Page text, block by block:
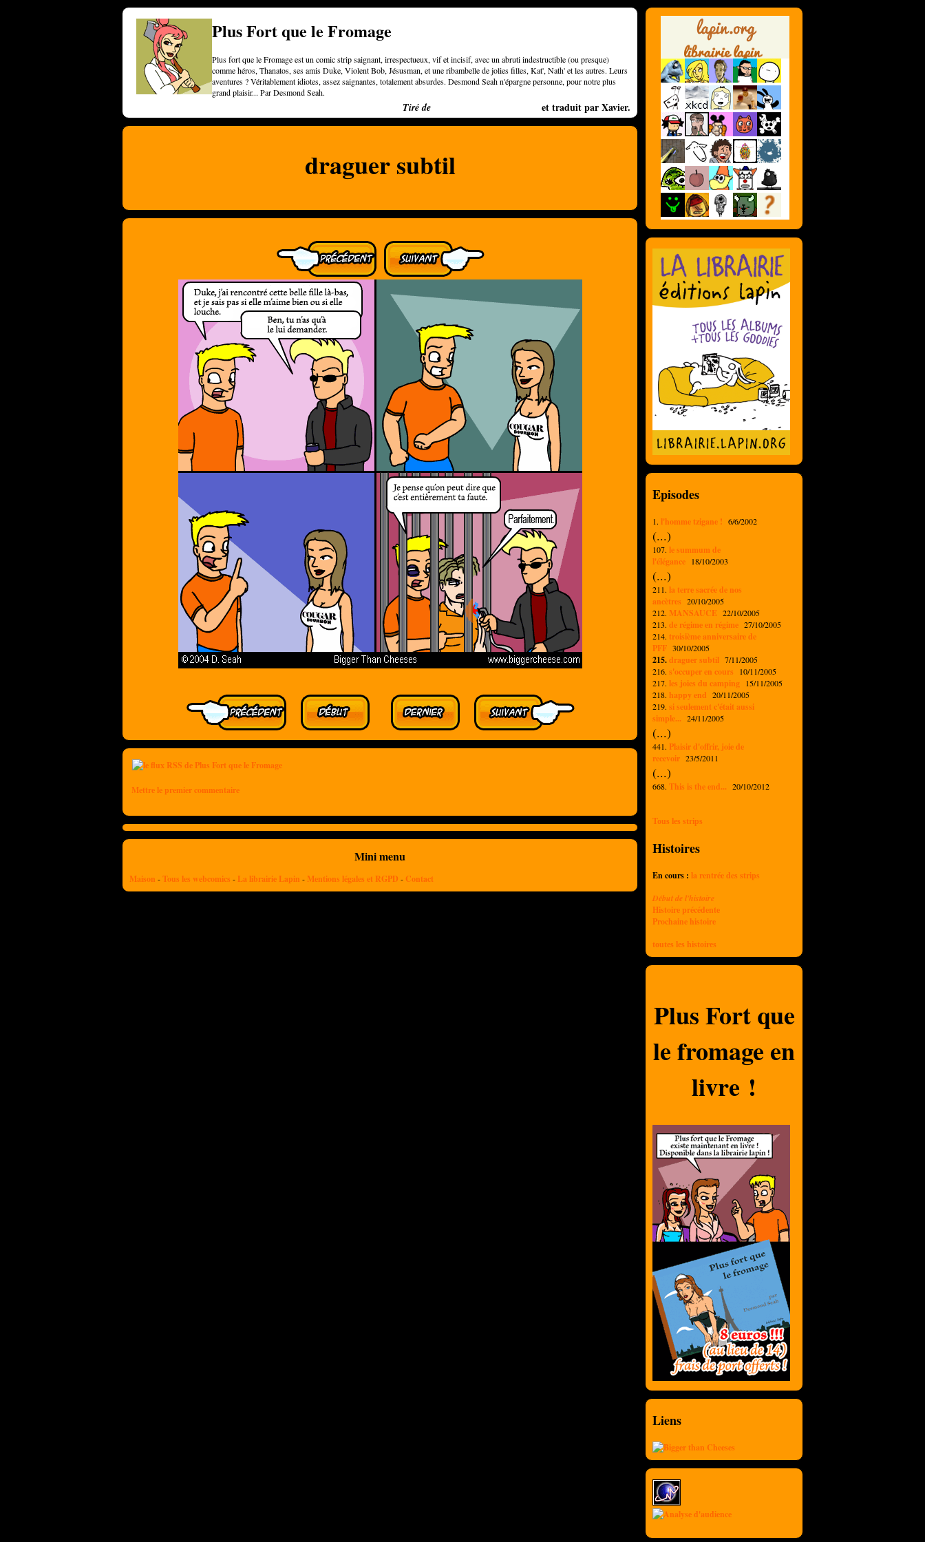
Plus Fort que le Fromage
Plus fort que le Fromage est un comic strip saignant, irrespectueux, vif et incisif, avec un abruti indestructible (ou presque)
comme héros, Thanatos, ses amis Duke, Violent Bob, Jésusman, et une ribambelle de jolies filles, Kat', Nath' et les autres. Leurs
aventures ? Véritablement idiotes, assez saignantes, totalement absurdes. Desmond Seah n'épargne personne, pour notre plus
grand plaisir... Par Desmond Seah.
Tiré de et traduit par Xavier.
draguer subtil
Mettre le premier commentaire
Mini menu
Maison -Tous les webcomics - La librairie Lapin - Mentions légales et RGPD - Contact
Episodes
1. l'homme tzigane ! 6/6/2002
(...)
107. le summum de
l'élégance 18/10/2003
(...)
211. la terre sacrée de nos
ancètres 20/10/2005
212. MANSAUCE 22/10/2005
213. de régime en régime 27/10/2005
214. troisième anniversaire de
PFF 30/10/2005
215.draguer subtil 7/11/2005
216. s'occuper en cours 10/11/2005
217. les joies du camping 15/11/2005
218. happy end 20/11/2005
219. si seulement c'était aussi
simple... 24/11/2005
(...)
441. Plaisir d'offrir, joie de
recevoir 23/5/2011
(...)
668. This is the end... 20/10/2012
Tous les strips
Histoires
En cours : la rentrée des strips
Début de l'histoire
Histoire précédente
Prochaine histoire
toutes les histoires
Plus Fort que
le fromage en
livre !
Liens